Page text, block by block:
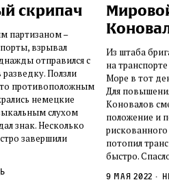
скрипач
партизаном –
взрывал
отправился с
Ползли
противоположным
немецкие
слухом
знак. Несколько
завершили
Из штаба
на
Море в тот
Для
Коновалов
положение и
потопил
быстро.
9 мая 2022